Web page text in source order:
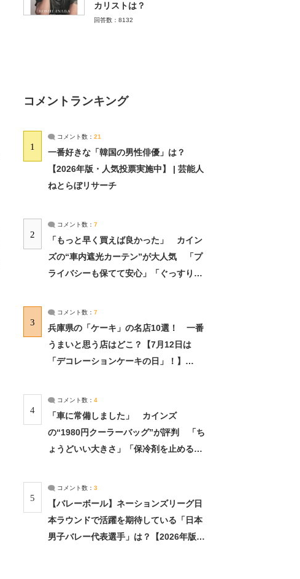
カリストは？
回答数：8132
コメントランキング
1
コメント数： 21
一番好きな「韓国の男性俳優」は？
【2026年版・人気投票実施中】 | 芸能人
ねとらぼリサーチ
2
コメント数： 7
「もっと早く買えば良かった」 カイン
ズの“車内遮光カーテン”が大人気 「プ
ライバシーも保てて安心」「ぐっすり眠
3
コメント数： 7
兵庫県の「ケーキ」の名店10選！ 一番
うまいと思う店はどこ？【7月12日は
「デコレーションケーキの日」！】
4
コメント数： 4
「車に常備しました」 カインズ
の“1980円クーラーバッグ”が評判 「ち
ょうどいい大きさ」「保冷剤を止めるベ
5
コメント数： 3
【バレーボール】ネーションズリーグ日
本ラウンドで活躍を期待している「日本
男子バレー代表選手」は？【2026年版・